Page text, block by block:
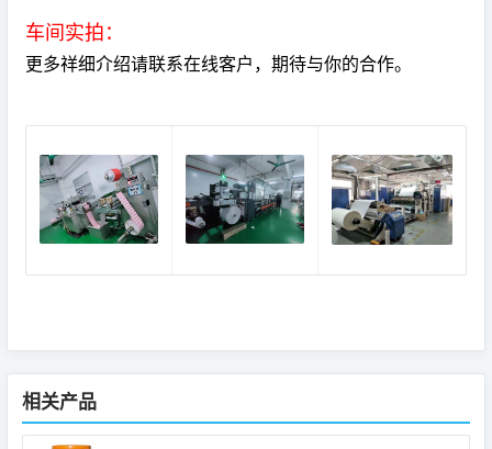
车间实拍：
更多祥细介绍请联系在线客户，期待与你的合作。
相关产品